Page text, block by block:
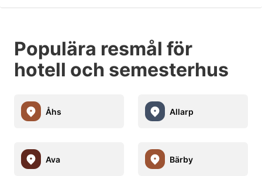
Populära resmål för
hotell och semesterhus
Åhs Allarp
Ava Bärby